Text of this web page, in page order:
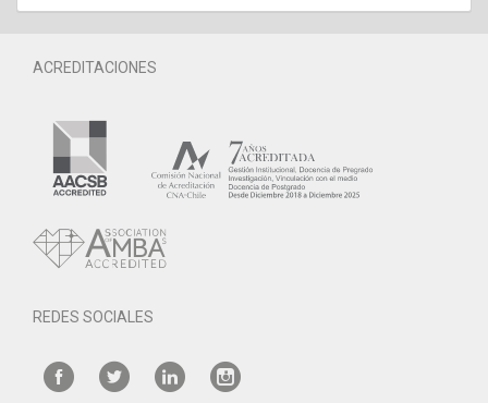
ACREDITACIONES
REDES SOCIALES